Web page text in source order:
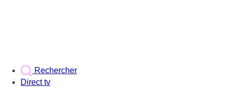
Rechercher
Direct tv